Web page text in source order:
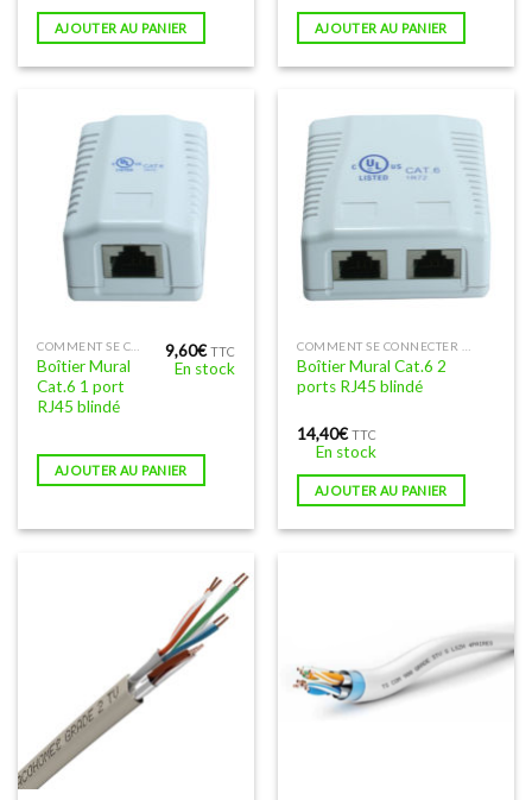
AJOUTER AU PANIER AJOUTER AU PANIER
Boîtier Mural
Cat.6 1 port
RJ45 blindé
9,60€ TTC
En stock
AJOUTER AU PANIER
Boîtier Mural Cat.6 2
ports RJ45 blindé
14,40€ TTC
En stock
AJOUTER AU PANIER